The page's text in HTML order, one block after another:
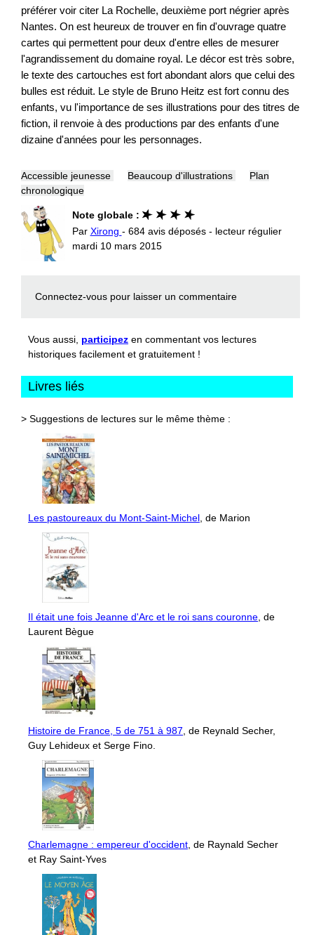
préférer voir citer La Rochelle, deuxième port négrier après
Nantes. On est heureux de trouver en fin d'ouvrage quatre
cartes qui permettent pour deux d'entre elles de mesurer
l'agrandissement du domaine royal. Le décor est très sobre,
le texte des cartouches est fort abondant alors que celui des
bulles est réduit. Le style de Bruno Heitz est fort connu des
enfants, vu l'importance de ses illustrations pour des titres de
fiction, il renvoie à des productions par des enfants d'une
dizaine d'années pour les personnages.
Accessible jeunesse Beaucoup d'illustrations
Plan
chronologique
Note globale :
Par Xirong - 684 avis déposés - lecteur régulier
mardi 10 mars 2015
Connectez-vous pour laisser un commentaire
Vous aussi, participez en commentant vos lectures
historiques facilement et gratuitement !
Livres liés
> Suggestions de lectures sur le même thème :
Les pastoureaux du Mont-Saint-Michel , de Marion
Il était une fois Jeanne d'Arc et le roi sans couronne , de
Laurent Bègue
Histoire de France, 5 de 751 à 987 , de Reynald Secher,
Guy Lehideux et Serge Fino.
Charlemagne : empereur d'occident , de Raynald Secher
et Ray Saint-Yves